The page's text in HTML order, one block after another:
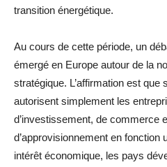
transition énergétique.
Au cours de cette période, un
émergé en Europe autour de la
stratégique. L’affirmation est que
autorisent simplement les
d’investissement, de commerce
d’approvisionnement en fonction
intérêt économique, les pays